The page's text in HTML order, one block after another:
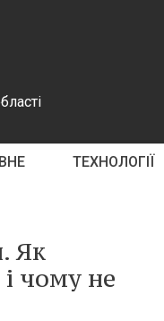
ТЕХНОЛОГІЇ
Як
чому не